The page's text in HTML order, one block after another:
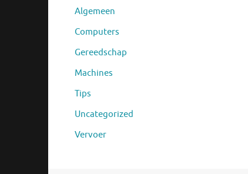
Algemeen
Computers
Gereedschap
Machines
Tips
Uncategorized
Vervoer